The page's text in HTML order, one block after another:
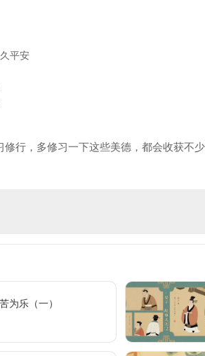
平安
行，多修习一下这些美德，都会收获不少
为乐（一）